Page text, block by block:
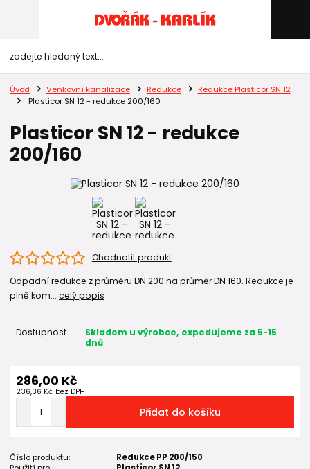
Úvod Venkovní kanalizace Redukce
Redukce Plasticor SN 12
Plasticor SN 12 - redukce 200/160
Plasticor SN 12 - redukce
200/160
Ohodnotit produkt
Odpadní redukce z průměru DN 200 na průměr DN 160. Redukce je
plně kom... celý popis
Dostupnost
Skladem u výrobce, expedujeme za 5-15
dnů
286,00 Kč
236,36 Kč bez DPH
Přidat do košíku
Číslo produktu:
Redukce PP 200/150